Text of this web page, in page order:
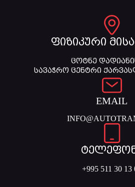
ფიზიკური
ცოტნე
სავაჭრო ცენტრი
EMAIL
+995 511 30 13